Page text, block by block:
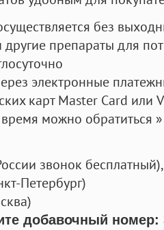
без
другие препараты для
электронные
карт Master Card или
можно обратиться
звонок бесплатный),
Петербург)
добавочный номер: